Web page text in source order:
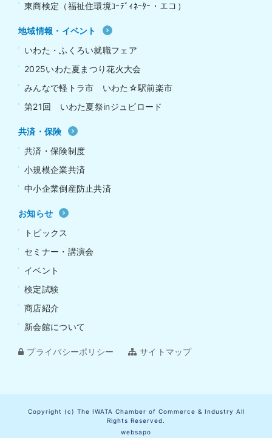
東商検定（福祉住環境ｺｰﾃﾞｨﾈｰﾀｰ・エコ）
地域情報・イベント
いわた・ふくろい就職フェア
2025いわた夏まつり花火大会
みんなで軽トラ市 いわた☆駅前楽市
第21回 いわた夏祭inジュビロード
共済・保険
共済・保険制度
小規模企業共済
中小企業倒産防止共済
お知らせ
トピックス
セミナー・講演会
イベント
検定試験
商店紹介
新会館について
プライバシーポリシー サイトマップ
Copyright (c) The IWATA Chamber of Commerce & Industry All
Rights Reserved.
websapo